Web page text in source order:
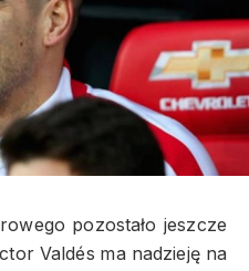
pozostało jeszcze
Valdés ma nadzieję na